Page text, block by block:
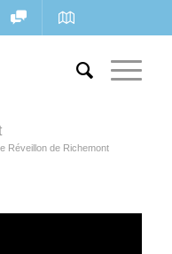
Réveillon de Richemont